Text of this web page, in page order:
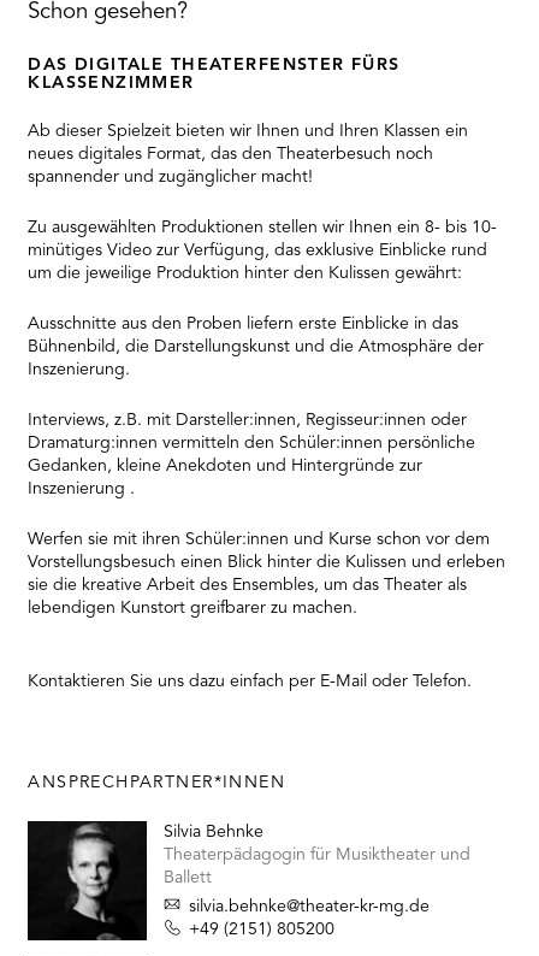
Schon gesehen?
DAS DIGITALE THEATERFENSTER FÜRS
KLASSENZIMMER
Ab dieser Spielzeit bieten wir Ihnen und Ihren Klassen ein
neues digitales Format, das den Theaterbesuch noch
spannender und zugänglicher macht!
Zu ausgewählten Produktionen stellen wir Ihnen ein 8- bis 10-
minütiges Video zur Verfügung, das exklusive Einblicke rund
um die jeweilige Produktion hinter den Kulissen gewährt:
Ausschnitte aus den Proben liefern erste Einblicke in das
Bühnenbild, die Darstellungskunst und die Atmosphäre der
Inszenierung.
Interviews, z.B. mit Darsteller:innen, Regisseur:innen oder
Dramaturg:innen vermitteln den Schüler:innen persönliche
Gedanken, kleine Anekdoten und Hintergründe zur
Inszenierung .
Werfen sie mit ihren Schüler:innen und Kurse schon vor dem
Vorstellungsbesuch einen Blick hinter die Kulissen und erleben
sie die kreative Arbeit des Ensembles, um das Theater als
lebendigen Kunstort greifbarer zu machen.
Kontaktieren Sie uns dazu einfach per E-Mail oder Telefon.
ANSPRECHPARTNER*INNEN
Silvia Behnke
Theaterpädagogin für Musiktheater und
Ballett
silvia.behnke@theater-kr-mg.de
+49 (2151) 805200